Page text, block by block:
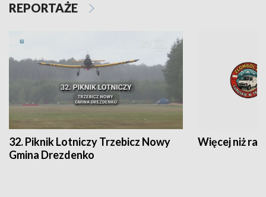
REPORTAŻE
32. Piknik Lotniczy Trzebicz Nowy
Gmina Drezdenko
Więcej niż rajd